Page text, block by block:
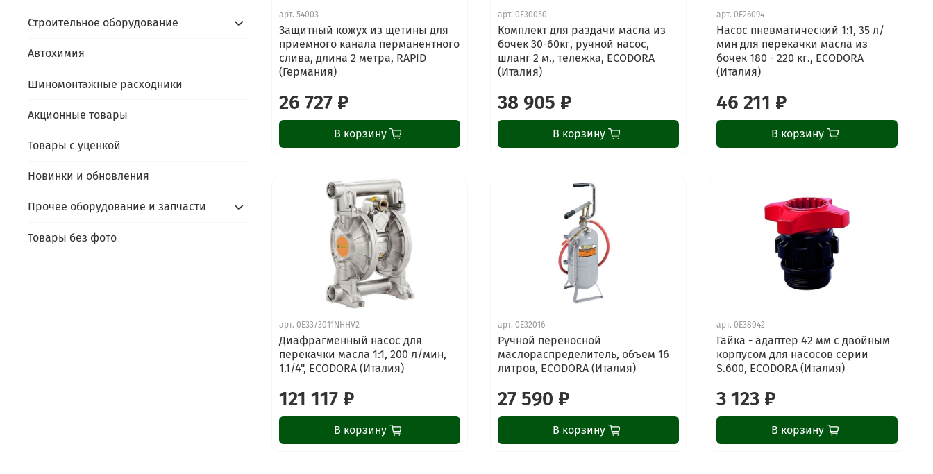
арт.54003
Защитный кожух из щетины для
приемного канала перманентного
слива, длина 2 метра, RAPID
(Германия)
26 727 ₽
В корзину
арт.0E30050
Комплект для раздачи масла из
бочек 30-60кг, ручной насос,
шланг 2 м., тележка, ECODORA
(Италия)
38 905 ₽
В корзину
арт.0E26094
Насос пневматический 1:1, 35 л/
мин для перекачки масла из
бочек 180 - 220 кг., ECODORA
(Италия)
46 211 ₽
В корзину
арт.0E33/3011NHHV2
Диафрагменный насос для
перекачки масла 1:1, 200 л/мин,
1.1/4", ECODORA (Италия)
121 117 ₽
В корзину
арт.0E32016
Ручной переносной
маслораспределитель, объем 16
литров, ECODORA (Италия)
27 590 ₽
В корзину
арт.0E38042
Гайка - адаптер 42 мм с двойным
корпусом для насосов серии
S.600, ECODORA (Италия)
3 123 ₽
В корзину
Строительное оборудование
Автохимия
Шиномонтажные расходники
Акционные товары
Товары с уценкой
Новинки и обновления
Прочее оборудование и запчасти
Товары без фото